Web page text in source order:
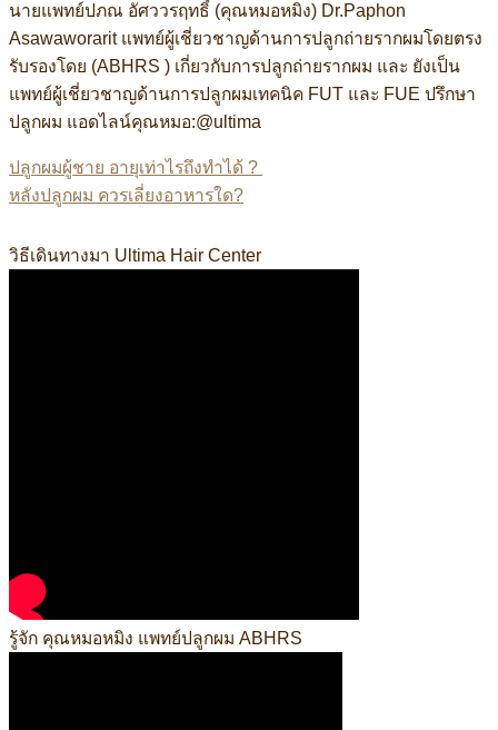
นายแพทย์ปภณ อัศววรฤทธิ์ (คุณหมอหมิง) Dr.Paphon
Asawaworarit แพทย์ผู้เชี่ยวชาญด้านการปลูกถ่ายรากผมโดยตรง
รับรองโดย (ABHRS ) เกี่ยวกับการปลูกถ่ายรากผม และ ยังเป็น
แพทย์ผู้เชี่ยวชาญด้านการปลูกผมเทคนิค FUT และ FUE ปรึกษา
ปลูกผม แอดไลน์คุณหมอ:@ultima
ปลูกผมผู้ชาย อายุเท่าไรถึงทำได้ ?
หลังปลูกผม ควรเลี่ยงอาหารใด?
วิธีเดินทางมา Ultima Hair Center
รู้จัก คุณหมอหมิง แพทย์ปลูกผม ABHRS